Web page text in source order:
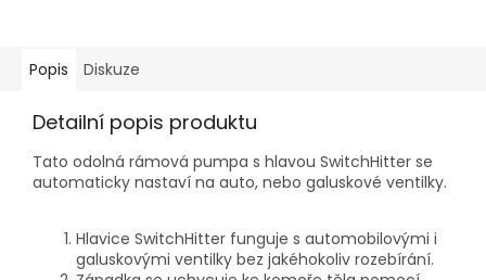
Popis Diskuze
Detailní popis produktu
Tato odolná rámová pumpa s hlavou SwitchHitter se
automaticky nastaví na auto, nebo galuskové ventilky.
Hlavice SwitchHitter funguje s automobilovými i
galuskovými ventilky bez jakéhokoliv rozebírání.